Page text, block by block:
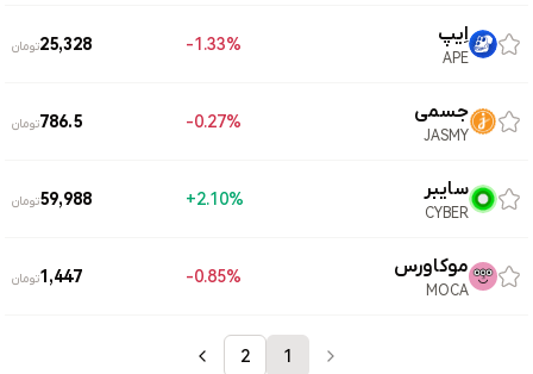
اِیپ
APE
1.33%-
25,328تومان
جسمی
JASMY
0.27%-
786.5تومان
سایبر
CYBER
2.10%+
59,988تومان
موکاورس
MOCA
0.85%-
1,447تومان
1
2